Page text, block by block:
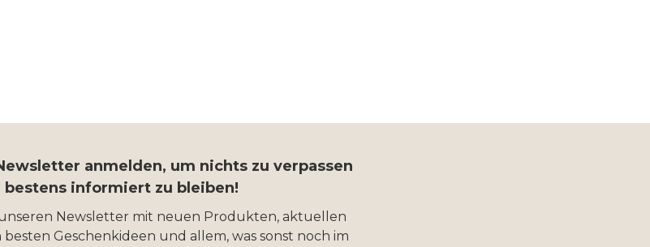
anmelden, um nichts zu verpassen
bestens informiert zu bleiben!
Newsletter mit neuen Produkten, aktuellen
Geschenkideen und allem, was sonst noch im